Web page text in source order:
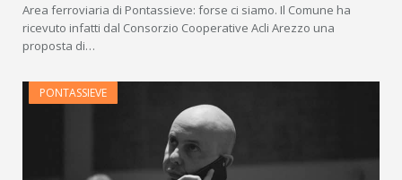
Area ferroviaria di Pontassieve: forse ci siamo. Il Comune ha
ricevuto infatti dal Consorzio Cooperative Acli Arezzo una
proposta di…
PONTASSIEVE